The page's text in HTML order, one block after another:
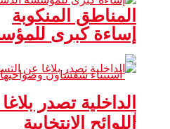
المناطق المنكوبة
إساءة كبرى
الداخلية تصدر
اللوائح الانتخابية